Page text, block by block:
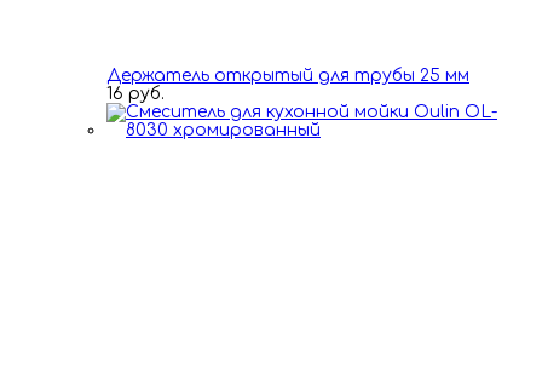
Держатель открытый для трубы 25 мм
16 руб.